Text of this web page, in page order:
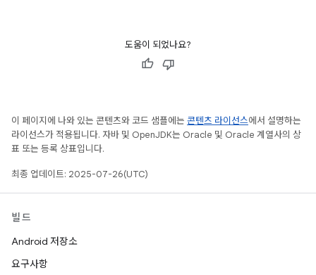
도움이 되었나요?
이 페이지에 나와 있는 콘텐츠와 코드 샘플에는 콘텐츠 라이선스에서 설명하는
라이선스가 적용됩니다. 자바 및 OpenJDK는 Oracle 및 Oracle 계열사의 상
표 또는 등록 상표입니다.
최종 업데이트: 2025-07-26(UTC)
빌드
Android 저장소
요구사항